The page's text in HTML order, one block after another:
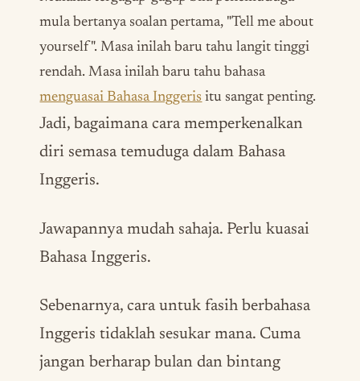
mula bertanya soalan pertama, "Tell me about
yourself".Masa inilah baru tahu langit tinggi
rendah. Masa inilah baru tahu bahasa
menguasai Bahasa Inggeris itu sangat penting.
Jadi, bagaimana cara memperkenalkan
diri semasa temuduga dalam Bahasa
Inggeris.
Jawapannya mudah sahaja. Perlu kuasai
Bahasa Inggeris.
Sebenarnya, cara untuk fasih berbahasa
Inggeris tidaklah sesukar mana. Cuma
jangan berharap bulan dan bintang